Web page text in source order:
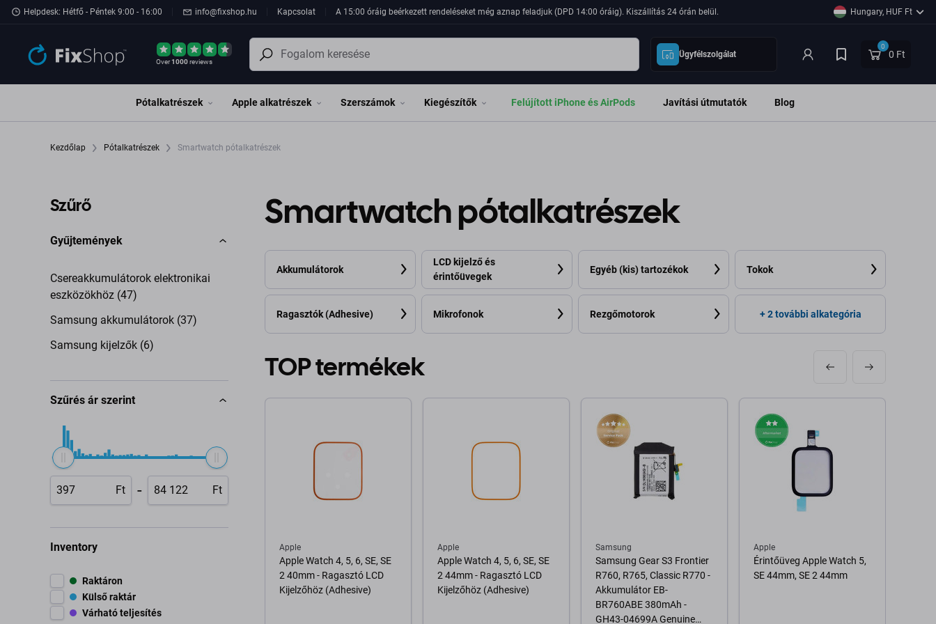
Ugrás az oldal fő részéhez
Helpdesk: Hétfő - Péntek 9:00 - 16:00 info@fixshop.hu Kapcsolat A 15:00 óráig beérkezett rendeléseket még aznap feladjuk (DPD 14:00 óráig). Kiszállítás 24 órán belül. Hungary, HUF Ft
Over1000reviews
Ügyfélszolgálat
0
0 Ft
Pótalkatrészek Apple alkatrészek Szerszámok Kiegészítők Felújított iPhone és AirPods Javítási útmutatók Blog
Kezdőlap Pótalkatrészek Smartwatch pótalkatrészek
Szűrő
Gyűjtemények
Csereakkumulátorok elektronikai
eszközökhöz (47)
Samsung akkumulátorok (37)
Samsung kijelzők (6)
Szűrés ár szerint
Ft - Ft
Inventory
Raktáron
Külső raktár
Várható teljesítés
Smartwatch pótalkatrészek
Akkumulátorok
LCD kijelző és
érintőüvegek
Egyéb (kis) tartozékok Tokok
Ragasztók (Adhesive) Mikrofonok Rezgőmotorok + 2 további alkategória
TOP termékek
Apple
Apple Watch 4, 5, 6, SE, SE
2 40mm - Ragasztó LCD
Kijelzőhöz (Adhesive)
Apple
Apple Watch 4, 5, 6, SE, SE
2 44mm - Ragasztó LCD
Kijelzőhöz (Adhesive)
Samsung
Samsung Gear S3 Frontier
R760, R765, Classic R770 -
Akkumulátor EB-
BR760ABE 380mAh -
GH43-04699A Genuine
Apple
Érintőüveg Apple Watch 5,
SE 44mm, SE 2 44mm